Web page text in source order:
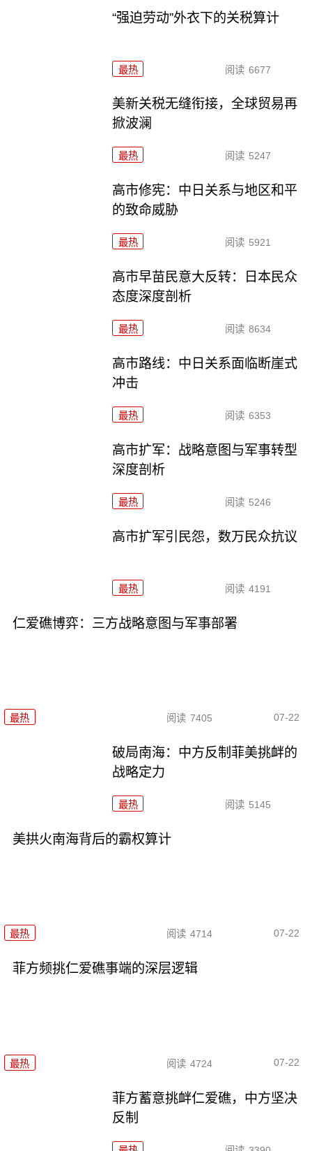
“强迫劳动”外衣下的关税算计
最热 阅读 6677
美新关税无缝衔接，全球贸易再
掀波澜
最热 阅读 5247
高市修宪：中日关系与地区和平
的致命威胁
最热 阅读 5921
高市早苗民意大反转：日本民众
态度深度剖析
最热 阅读 8634
高市路线：中日关系面临断崖式
冲击
最热 阅读 6353
高市扩军：战略意图与军事转型
深度剖析
最热 阅读 5246
高市扩军引民怨，数万民众抗议
最热 阅读 4191
仁爱礁博弈：三方战略意图与军事部署
最热 阅读 7405 07-22
破局南海：中方反制菲美挑衅的
战略定力
最热 阅读 5145
美拱火南海背后的霸权算计
最热 阅读 4714 07-22
菲方频挑仁爱礁事端的深层逻辑
最热 阅读 4724 07-22
菲方蓄意挑衅仁爱礁，中方坚决
反制